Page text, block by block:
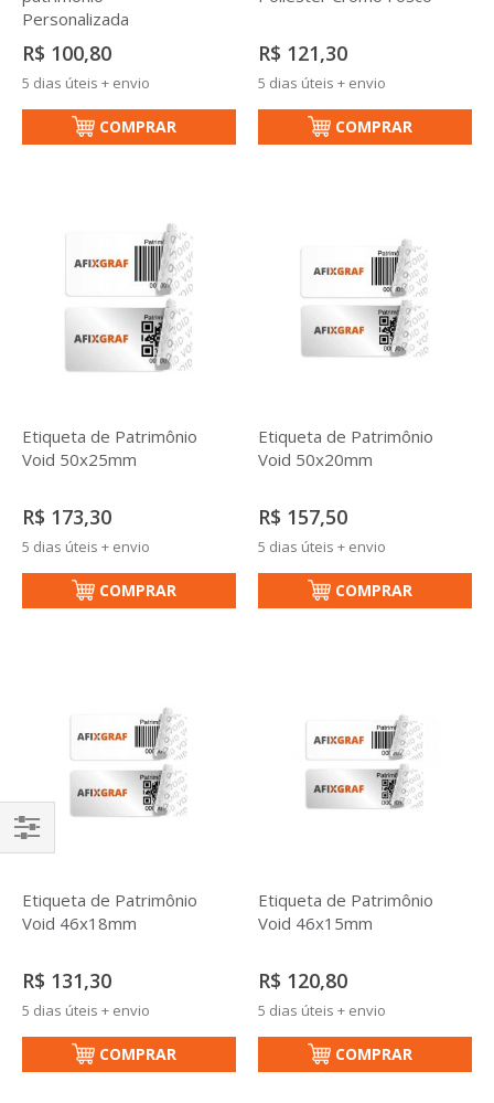
Personalizada
R$ 100,80
5 dias úteis + envio
COMPRAR
R$ 121,30
5 dias úteis + envio
COMPRAR
Etiqueta de Patrimônio
Void 50x25mm
R$ 173,30
5 dias úteis + envio
COMPRAR
Etiqueta de Patrimônio
Void 50x20mm
R$ 157,50
5 dias úteis + envio
COMPRAR
Etiqueta de Patrimônio
Void 46x18mm
R$ 131,30
5 dias úteis + envio
COMPRAR
Etiqueta de Patrimônio
Void 46x15mm
R$ 120,80
5 dias úteis + envio
COMPRAR
Filtrar